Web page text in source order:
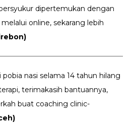
dipertemukan dengan
online, sekarang lebih
nasi selama 14 tahun hilang
terimakasih bantuannya,
buat coaching clinic-